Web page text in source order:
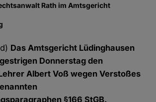
Rath im Amtsgericht
Das Amtsgericht Lüdinghausen
Donnerstag den
Albert Voß wegen Verstoßes
§166 StGB.